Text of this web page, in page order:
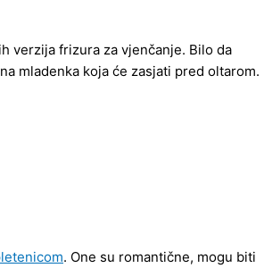
verzija frizura za vjenčanje. Bilo da
mladenka koja će zasjati pred oltarom.
. One su romantične, mogu biti